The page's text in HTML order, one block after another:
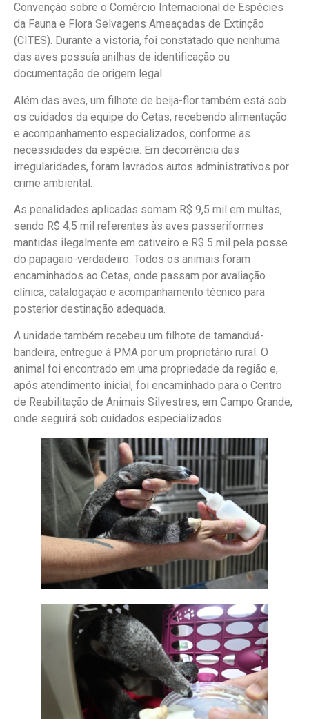
Convenção sobre o Comércio Internacional de Espécies
da Fauna e Flora Selvagens Ameaçadas de Extinção
(CITES). Durante a vistoria, foi constatado que nenhuma
das aves possuía anilhas de identificação ou
documentação de origem legal.
Além das aves, um filhote de beija-flor também está sob
os cuidados da equipe do Cetas, recebendo alimentação
e acompanhamento especializados, conforme as
necessidades da espécie. Em decorrência das
irregularidades, foram lavrados autos administrativos por
crime ambiental.
As penalidades aplicadas somam R$ 9,5 mil em multas,
sendo R$ 4,5 mil referentes às aves passeriformes
mantidas ilegalmente em cativeiro e R$ 5 mil pela posse
do papagaio-verdadeiro. Todos os animais foram
encaminhados ao Cetas, onde passam por avaliação
clínica, catalogação e acompanhamento técnico para
posterior destinação adequada.
A unidade também recebeu um filhote de tamanduá-
bandeira, entregue à PMA por um proprietário rural. O
animal foi encontrado em uma propriedade da região e,
após atendimento inicial, foi encaminhado para o Centro
de Reabilitação de Animais Silvestres, em Campo Grande,
onde seguirá sob cuidados especializados.